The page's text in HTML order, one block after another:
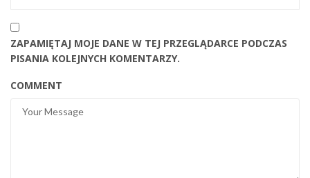
ZAPAMIĘTAJ MOJE DANE W TEJ PRZEGLĄDARCE PODCZAS
PISANIA KOLEJNYCH KOMENTARZY.
COMMENT